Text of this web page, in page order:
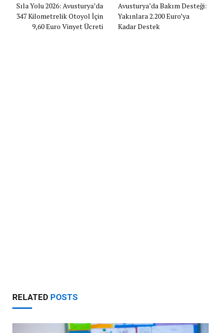
Sıla Yolu 2026: Avusturya’da
347 Kilometrelik Otoyol İçin
9,60 Euro Vinyet Ücreti
Avusturya’da Bakım Desteği:
Yakınlara 2.200 Euro’ya
Kadar Destek
RELATED POSTS